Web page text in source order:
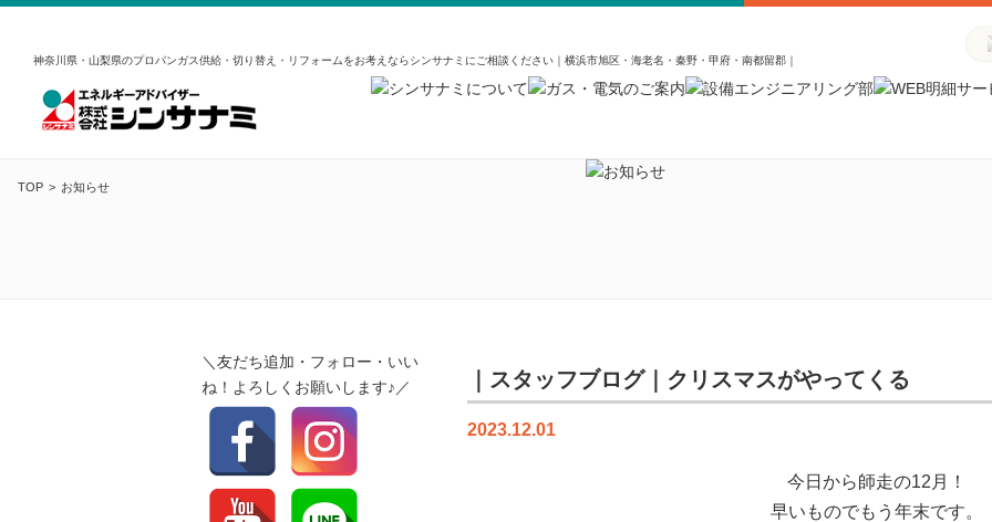
神奈川県・山梨県のプロパンガス供給・切り替え・リフォームをお考えならシンサナミにご相談ください｜横浜市旭区・海老名・秦野・甲府・南都留郡｜
TOP お知らせ
｜スタッフブログ｜クリスマスがやってくる
2023.12.01
今日から師走の12月！
早いものでもう年末です。
＼友だち追加・フォロー・いい
ね！よろしくお願いします♪／